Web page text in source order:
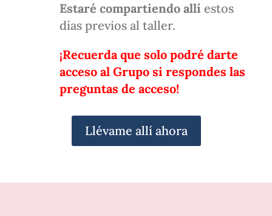
Estaré compartiendo allí estos
días previos al taller.
¡Recuerda que solo podré darte
acceso al Grupo si respondes las
preguntas de acceso!
Llévame allí ahora